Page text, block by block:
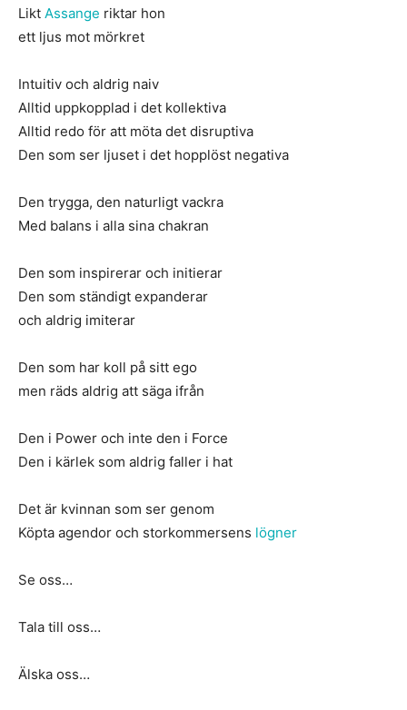
Likt Assange riktar hon
ett ljus mot mörkret
Intuitiv och aldrig naiv
Alltid uppkopplad i det kollektiva
Alltid redo för att möta det disruptiva
Den som ser ljuset i det hopplöst negativa
Den trygga, den naturligt vackra
Med balans i alla sina chakran
Den som inspirerar och initierar
Den som ständigt expanderar
och aldrig imiterar
Den som har koll på sitt ego
men räds aldrig att säga ifrån
Den i Power och inte den i Force
Den i kärlek som aldrig faller i hat
Det är kvinnan som ser genom
Köpta agendor och storkommersens lögner
Se oss…
Tala till oss…
Älska oss…